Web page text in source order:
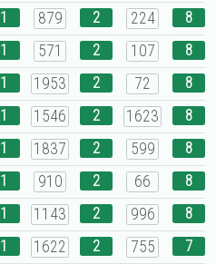
1 879 2 224
8
1 571 2 107
8
1 1953 2 72
8
1 1546 2 1623
8
1 1837 2 599
8
1 910 2 66
8
1 1143 2 996
8
1 1622 2 755
7